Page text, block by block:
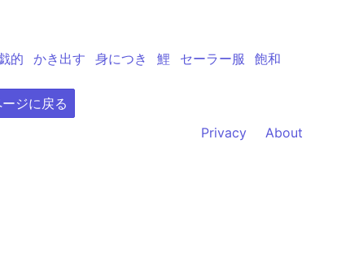
的 かき出す 身につき 鯉 セーラー服 飽和
ージに戻る
Privacy About